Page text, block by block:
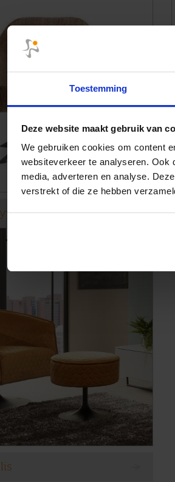
Toestemming
Deze website maakt gebruik van
We gebruiken cookies om content
websiteverkeer te analyseren. Ook
media, adverteren en analyse.
verstrekt of die ze hebben
Limoni